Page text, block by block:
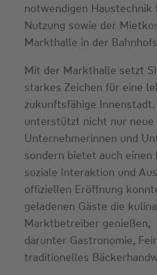
notwendigen Haustechnik
Nutzung sowie der
Markthalle in der
Mit der Markthalle setzt
starkes Zeichen für eine
zukunftsfähige
unterstützt nicht nur neue
Unternehmerinnen und
sondern bietet auch einen
soziale Interaktion und
offiziellen Eröffnung
geladenen Gäste die
Marktbetreiber genießen,
darunter Gastronomie,
traditionelles